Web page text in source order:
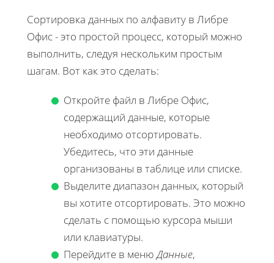
Сортировка данных по алфавиту в Либре
Офис - это простой процесс, который можно
выполнить, следуя нескольким простым
шагам. Вот как это сделать:
Откройте файл в Либре Офис,
содержащий данные, которые
необходимо отсортировать.
Убедитесь, что эти данные
организованы в таблице или списке.
Выделите диапазон данных, который
вы хотите отсортировать. Это можно
сделать с помощью курсора мыши
или клавиатуры.
Перейдите в менюДанные,